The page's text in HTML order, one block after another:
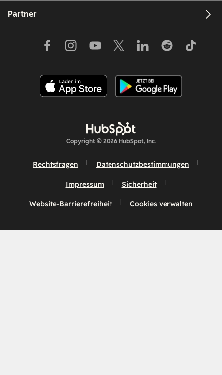
Partner
Copyright © 2026 HubSpot, Inc.
Rechtsfragen Datenschutzbestimmungen
Impressum Sicherheit
Website-Barrierefreiheit Cookies verwalten